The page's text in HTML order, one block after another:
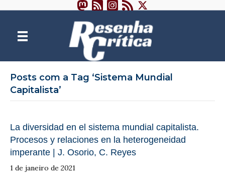
Posts com a Tag ‘Sistema Mundial
Capitalista’
La diversidad en el sistema mundial capitalista.
Procesos y relaciones en la heterogeneidad
imperante | J. Osorio, C. Reyes
1 de janeiro de 2021